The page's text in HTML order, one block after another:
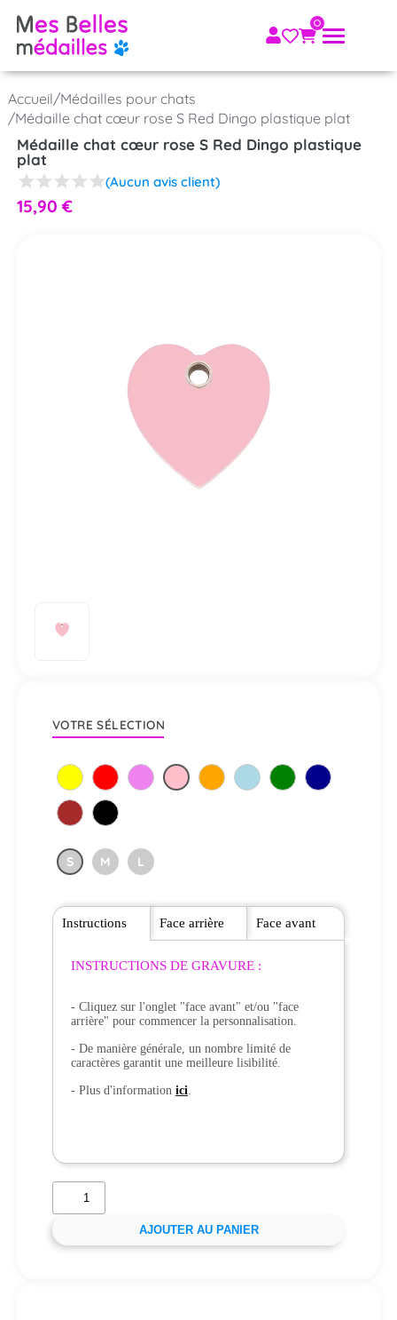
Accueil/Médailles pour chats
/Médaille chat cœur rose S Red Dingo plastique plat
Médaille chat cœur rose S Red Dingo plastique
plat
(Aucun avis client)
15,90 €
VOTRE SÉLECTION
S M L
Instructions
INSTRUCTIONS DE GRAVURE :
- Cliquez sur l'onglet "face avant" et/ou "face
arrière" pour commencer la personnalisation.
- De manière générale, un nombre limité de
caractères garantit une meilleure lisibilité.
- Plus d'information ici.
Face arrière Face avant
AJOUTER AU PANIER